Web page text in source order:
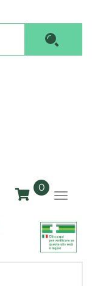
0prodotti
inseriti